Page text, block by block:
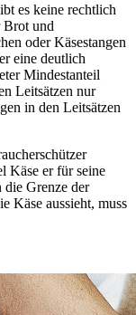
es keine rechtlich
Brot und
oder Käsestangen
eine deutlich
Mindestanteil
Leitsätzen nur
in den Leitsätzen
Käse er für seine
die Grenze der
Käse aussieht, muss